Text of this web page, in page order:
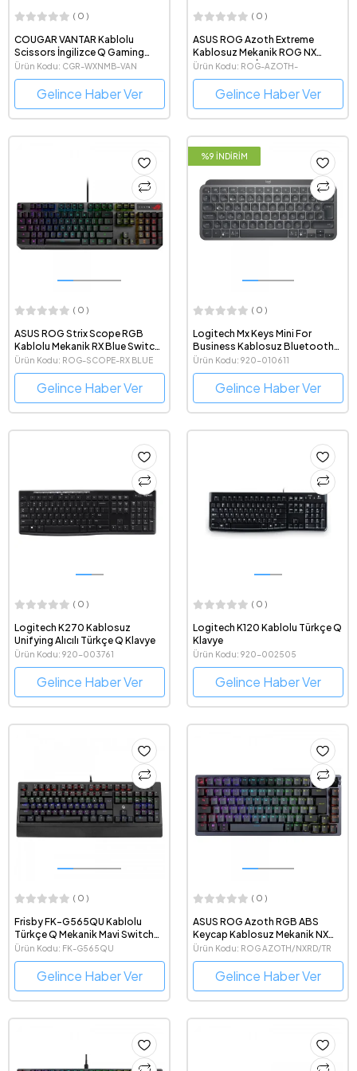
( 0 )
COUGAR VANTAR Kablolu
Scissors İngilizce Q Gaming
Klavye
Ürün Kodu: CGR-WXNMB-VAN
Gelince Haber Ver
( 0 )
ASUS ROG Azoth Extreme
Kablosuz Mekanik ROG NX
Snow Switch İngilizce Gaming
Klavye
Ürün Kodu: ROG-AZOTH-
EXTREME/NXSW/UK/PBT
Gelince Haber Ver
( 0 )
ASUS ROG Strix Scope RGB
Kablolu Mekanik RX Blue Switch
Türkçe Q Gaming Klavye
Ürün Kodu: ROG-SCOPE-RX BLUE
Gelince Haber Ver
%9 İNDİRİM
( 0 )
Logitech Mx Keys Mini For
Business Kablosuz Bluetooth
Türkçe Q Klavye
Ürün Kodu: 920-010611
Gelince Haber Ver
( 0 )
Logitech K270 Kablosuz
Unifying Alıcılı Türkçe Q Klavye
Ürün Kodu: 920-003761
Gelince Haber Ver
( 0 )
Logitech K120 Kablolu Türkçe Q
Klavye
Ürün Kodu: 920-002505
Gelince Haber Ver
( 0 )
Frisby FK-G565QU Kablolu
Türkçe Q Mekanik Mavi Switch
Gaming Klavye
Ürün Kodu: FK-G565QU
Gelince Haber Ver
( 0 )
ASUS ROG Azoth RGB ABS
Keycap Kablosuz Mekanik NX
Red Switch OLED Ekranlı Türkçe
Q Gaming Klavye
Ürün Kodu: ROG AZOTH/NXRD/TR
Gelince Haber Ver